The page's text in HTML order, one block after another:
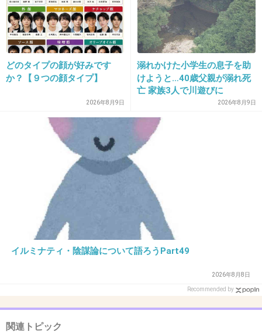
25. 匿名2013/07/30(火) 22:58:52
前にブログでも公開してたｗｗ全然変わってな
いしｗｗ
半顔メイク(*^^*)｜KUMICKY 舟山久美子オ
フィシャルブログ Powered by Ameba
くみっきーの公式アメブロ、くみっきーのプライベートやここでしか見ら
れない写真や、最新情報などを本人の生の声で綴ります。
どのタイプの顔が好みです
か？【９つの顔タイプ】
2026年8月9日
溺れかけた小学生の息子を助
けようと…40歳父親が溺れ死
亡 家族3人で川遊びに
2026年8月9日
イルミナティ・陰謀論について語ろうPart49
2026年8月8日
Recommended by
関連トピック